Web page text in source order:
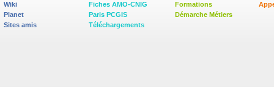
Wiki
Planet
Sites amis
Fiches AMO-CNIG
Paris PCGIS
Téléchargements
Formations
Démarche Métiers